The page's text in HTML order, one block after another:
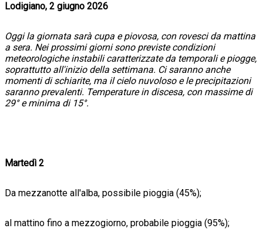
Lodigiano, 2 giugno 2026
Oggi la giornata sarà cupa e piovosa, con rovesci da mattina
a sera. Nei prossimi giorni sono previste condizioni
meteorologiche instabili caratterizzate da temporali e piogge,
soprattutto all'inizio della settimana. Ci saranno anche
momenti di schiarite, ma il cielo nuvoloso e le precipitazioni
saranno prevalenti. Temperature in discesa, con massime di
29° e minima di 15°.
Martedì 2
Da mezzanotte all'alba, possibile pioggia (45%);
al mattino fino a mezzogiorno, probabile pioggia (95%);